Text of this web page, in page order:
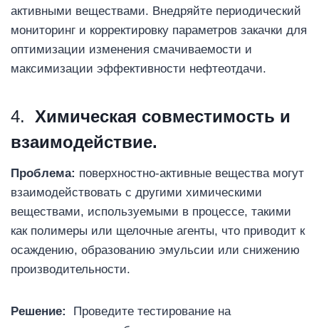
активными веществами. Внедряйте периодический
мониторинг и корректировку параметров закачки для
оптимизации изменения смачиваемости и
максимизации эффективности нефтеотдачи.
4. Химическая совместимость и
взаимодействие.
Проблема: поверхностно-активные вещества могут
взаимодействовать с другими химическими
веществами, используемыми в процессе, такими
как полимеры или щелочные агенты, что приводит к
осаждению, образованию эмульсии или снижению
производительности.
Решение:
Проведите тестирование на